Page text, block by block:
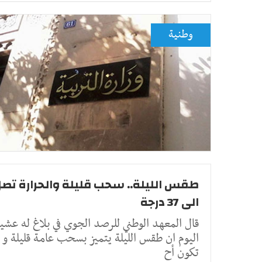
وطنية
طقس الليلة.. سحب قليلة والحرارة
الى 37 درجة
قال المعهد الوطني للرصد الجوي في بلاغ له
اليوم ان طقس الليلة يتميز بسحب عامة قليلة و
تكون أح